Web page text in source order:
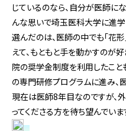
じているのなら、自分が医師
んな思いで埼玉医科大学に進学
選んだのは、医師の中でも「花
えて、もともと手を動かすのが
院の奨学金制度を利用したこと
の専門研修プログラムに進み、
現在は医師8年目なのですが、
ってくださる方を待ち望んでいます